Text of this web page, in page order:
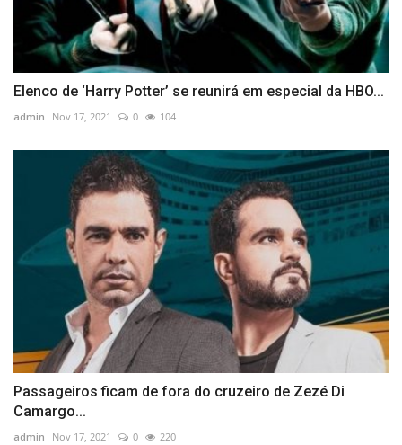
Elenco de ‘Harry Potter’ se reunirá em especial da HBO...
admin Nov 17, 2021 0 104
Passageiros ficam de fora do cruzeiro de Zezé Di
Camargo...
admin Nov 17, 2021 0 220